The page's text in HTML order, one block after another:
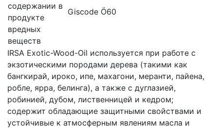
содержании в
продукте
вредных
веществ
Giscode Ö60
IRSA Exotic-Wood-Oil используется при работе с
экзотическими породами дерева (такими как
бангкирай, ироко, ипе, махагони, меранти, пайена,
робле, ярра, белинга), а также с дуглазией,
робинией, дубом, лиственницей и кедром;
содержит обладающие защитными свойствами и
устойчивые к атмосферным явлениям масла и